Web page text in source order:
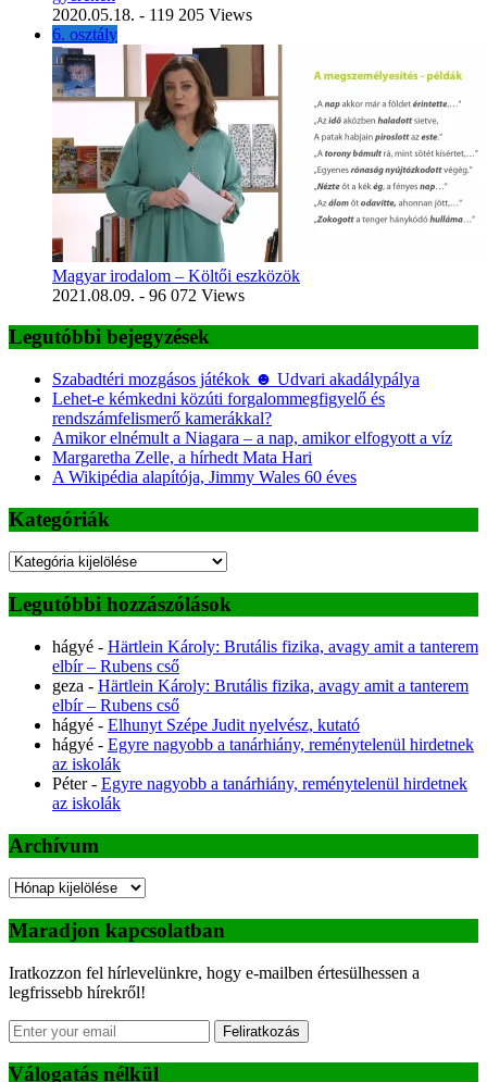
2020.05.18. - 119 205 Views
6. osztály
Magyar irodalom – Költői eszközök
2021.08.09. - 96 072 Views
Legutóbbi bejegyzések
Szabadtéri mozgásos játékok ☻ Udvari akadálypálya
Lehet-e kémkedni közúti forgalommegfigyelő és
rendszámfelismerő kamerákkal?
Amikor elnémult a Niagara – a nap, amikor elfogyott a víz
Margaretha Zelle, a hírhedt Mata Hari
A Wikipédia alapítója, Jimmy Wales 60 éves
Kategóriák
Kategóriák
Legutóbbi hozzászólások
hágyé - Härtlein Károly: Brutális fizika, avagy amit a tanterem
elbír – Rubens cső
geza - Härtlein Károly: Brutális fizika, avagy amit a tanterem
elbír – Rubens cső
hágyé - Elhunyt Szépe Judit nyelvész, kutató
hágyé - Egyre nagyobb a tanárhiány, reménytelenül hirdetnek
az iskolák
Péter- Egyre nagyobb a tanárhiány, reménytelenül hirdetnek
az iskolák
Archívum
Archívum
Maradjon kapcsolatban
Iratkozzon fel hírlevelünkre, hogy e-mailben értesülhessen a
legfrissebb hírekről!
Feliratkozás
Válogatás nélkül